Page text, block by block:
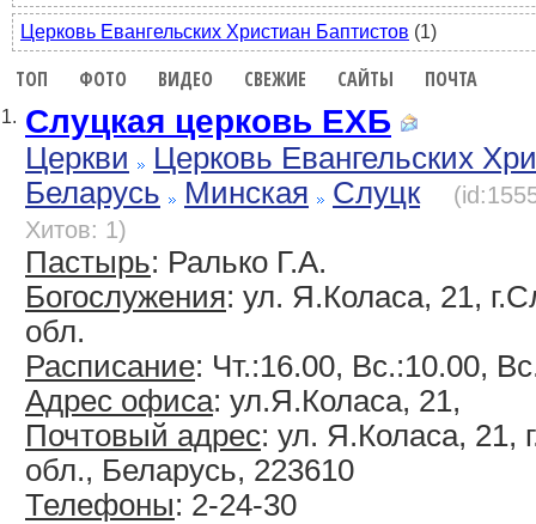
Церковь Евангельских Христиан Баптистов (1)
ТОП ФОТО ВИДЕО СВЕЖИЕ САЙТЫ ПОЧТА
1. Слуцкая церковь ЕХБ
Церкви
Церковь Евангельских
Беларусь
Минская Слуцк
Хитов: 1)
Пастырь: Ралько Г.А.
Богослужения: ул. Я.Коласа, 21,
обл.
Расписание: Чт.:16.00, Вс.:10.00,
Адрес офиса: ул.Я.Коласа, 21,
Почтовый адрес: ул. Я.Коласа, 21,
обл., Беларусь, 223610
Телефоны: 2-24-30